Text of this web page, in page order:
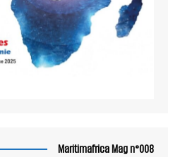
Maritimafrica Mag n°008